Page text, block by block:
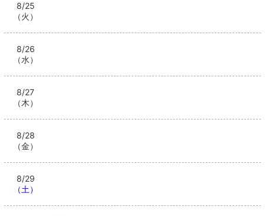
8/25
（火）
8/26
（水）
8/27
（木）
8/28
（金）
8/29
（土）